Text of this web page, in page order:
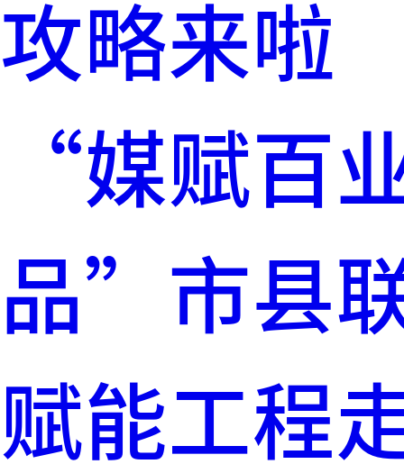
攻略来啦
“媒赋百
品”市县
赋能工程